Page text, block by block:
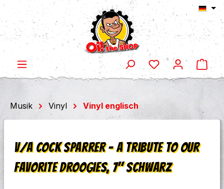
Zum Hauptinhalt springen
Musik Vinyl Vinyl englisch
V/A Cock Sparrer - A tribute to our
favorite droogies, 7" schwarz